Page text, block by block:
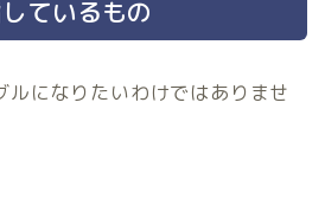
ているもの
ルになりたいわけではありませ